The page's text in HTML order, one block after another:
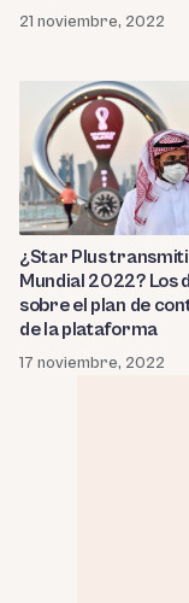
21 noviembre, 2022
¿Star Plus
Mundial 2022? Los
sobre el plan de
de la plataforma
17 noviembre, 2022